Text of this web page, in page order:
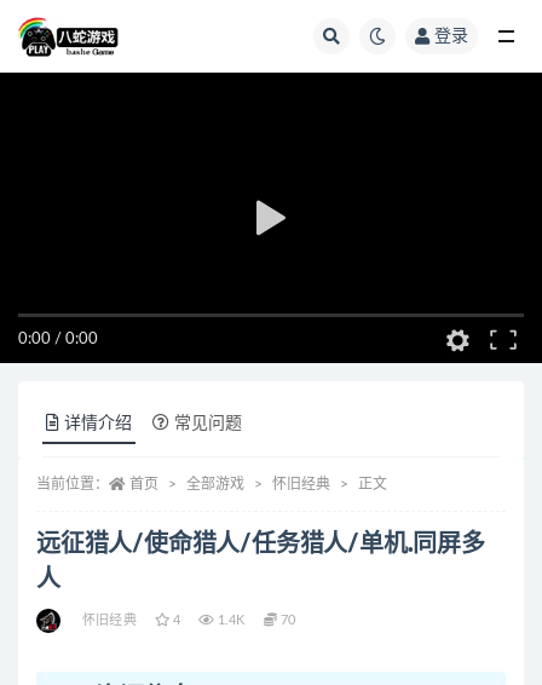
登录
0:00 / 0:00
详情介绍 常见问题
当前位置： 首页 全部游戏 怀旧经典 正文
远征猎人/使命猎人/任务猎人/单机.同屏多
人
怀旧经典 4 1.4K 70